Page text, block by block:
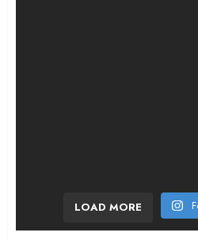
LOAD MORE